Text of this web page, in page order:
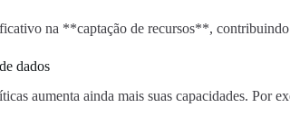
na **captação de recursos**,
dados
aumenta ainda mais suas capacidades. Por